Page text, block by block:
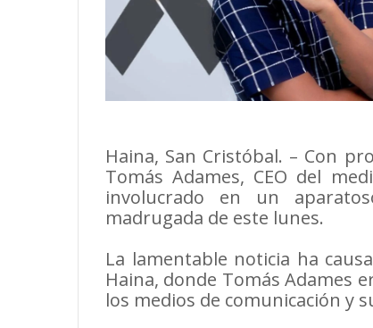
Haina, San Cristóbal. – Con
Tomás Adames, CEO del
involucrado en un
madrugada de este lunes.
La lamentable noticia ha
Haina, donde Tomás Adames
los medios de comunicación y